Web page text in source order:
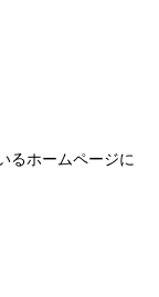
るホームページに